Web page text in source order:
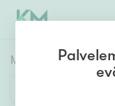
Myyntikohteet